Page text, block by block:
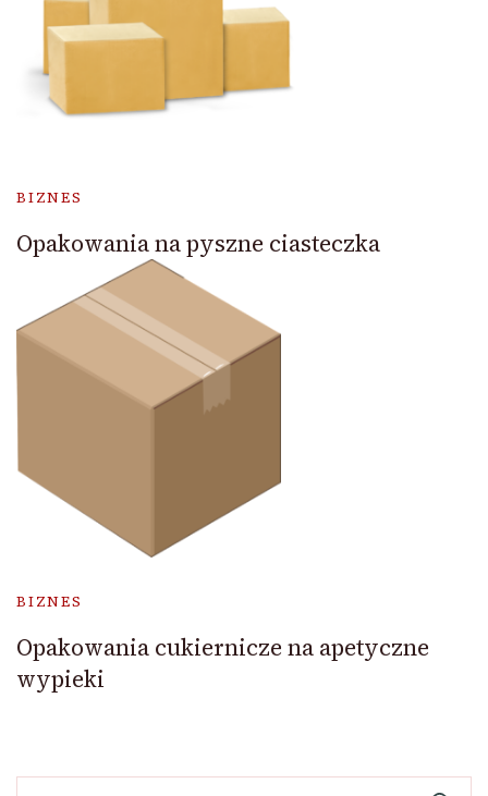
BIZNES
Opakowania na pyszne ciasteczka
BIZNES
Opakowania cukiernicze na apetyczne
wypieki